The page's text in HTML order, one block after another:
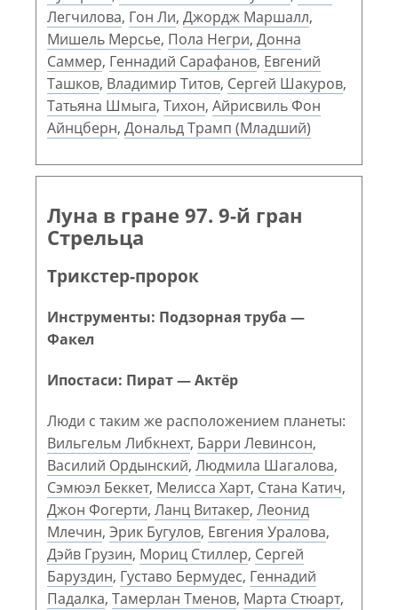
Легчилова, Гон Ли, Джордж Маршалл,
Мишель Мерсье, Пола Негри, Донна
Саммер, Геннадий Сарафанов, Евгений
Ташков, Владимир Титов, Сергей Шакуров,
Татьяна Шмыга, Тихон, Айрисвиль Фон
Айнцберн, Дональд Трамп (Младший)
Луна в гране 97. 9-й гран
Стрельца
Трикстер-пророк
Инструменты: Подзорная труба —
Факел
Ипостаси: Пират — Актёр
Люди с таким же расположением планеты:
Вильгельм Либкнехт, Барри Левинсон,
Василий Ордынский, Людмила Шагалова,
Сэмюэл Беккет, Мелисса Харт, Стана Катич,
Джон Фогерти, Ланц Витакер, Леонид
Млечин, Эрик Бугулов, Евгения Уралова,
Дэйв Грузин, Мориц Стиллер, Сергей
Баруздин, Густаво Бермудес, Геннадий
Падалка, Тамерлан Тменов, Марта Стюарт,